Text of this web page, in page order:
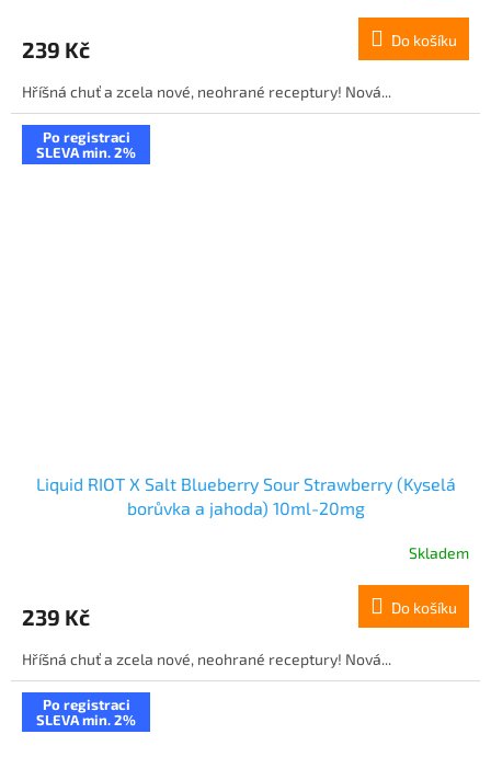
239 Kč Do košíku
Hříšná chuť a zcela nové, neohrané receptury! Nová...
Po registraci
SLEVA min. 2%
Liquid RIOT X Salt Blueberry Sour Strawberry (Kyselá
borůvka a jahoda) 10ml-20mg
Skladem
239 Kč Do košíku
Hříšná chuť a zcela nové, neohrané receptury! Nová...
Po registraci
SLEVA min. 2%